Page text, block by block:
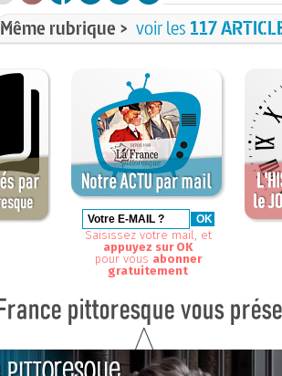
Même rubrique > voir les 117
Saisissez votre mail, et
appuyez sur OK
pour vous abonner
gratuitement